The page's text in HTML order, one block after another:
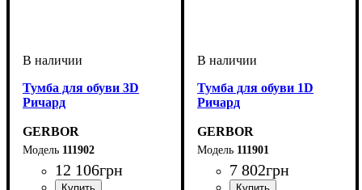
Тумба для обуви 3D
Ричард
GERBOR
111902
12 106грн
Тумба для обуви 1D
Ричард
GERBOR
111901
7 802грн